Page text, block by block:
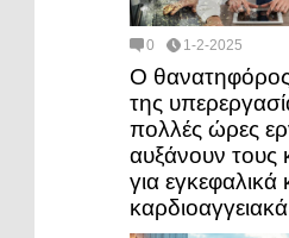
0 1-2-2025
Ο θανατηφόρος
της
πολλές ώρες
αυξάνουν τους
για εγκεφαλικά